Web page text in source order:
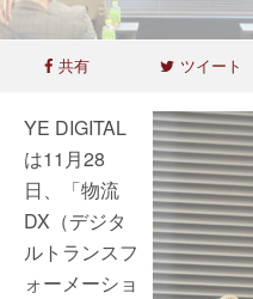
共有 ツイート
YE DIGITAL
は11月28
日、「物流
DX（デジタ
ルトランスフ
ォーメーショ